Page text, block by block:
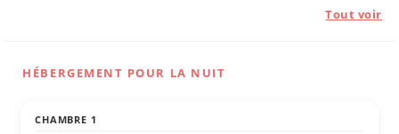
Tout voir
HÉBERGEMENT POUR LA NUIT
CHAMBRE 1